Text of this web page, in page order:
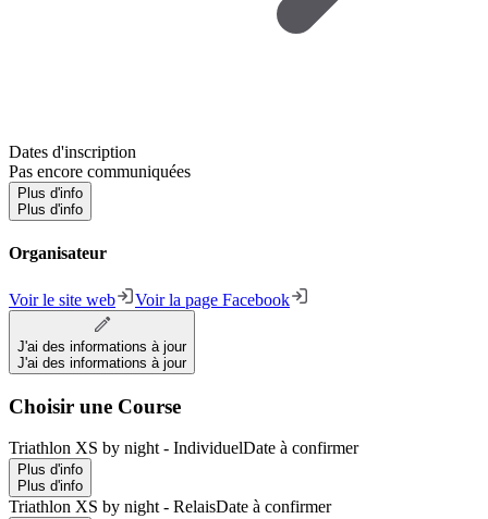
Dates d'inscription
Pas encore communiquées
Plus d'info
Plus d'info
Organisateur
Voir le site web Voir la page Facebook
J'ai des informations à jour
J'ai des informations à jour
Choisir une Course
Triathlon XS by night - IndividuelDate à confirmer
Plus d'info
Plus d'info
Triathlon XS by night - RelaisDate à confirmer